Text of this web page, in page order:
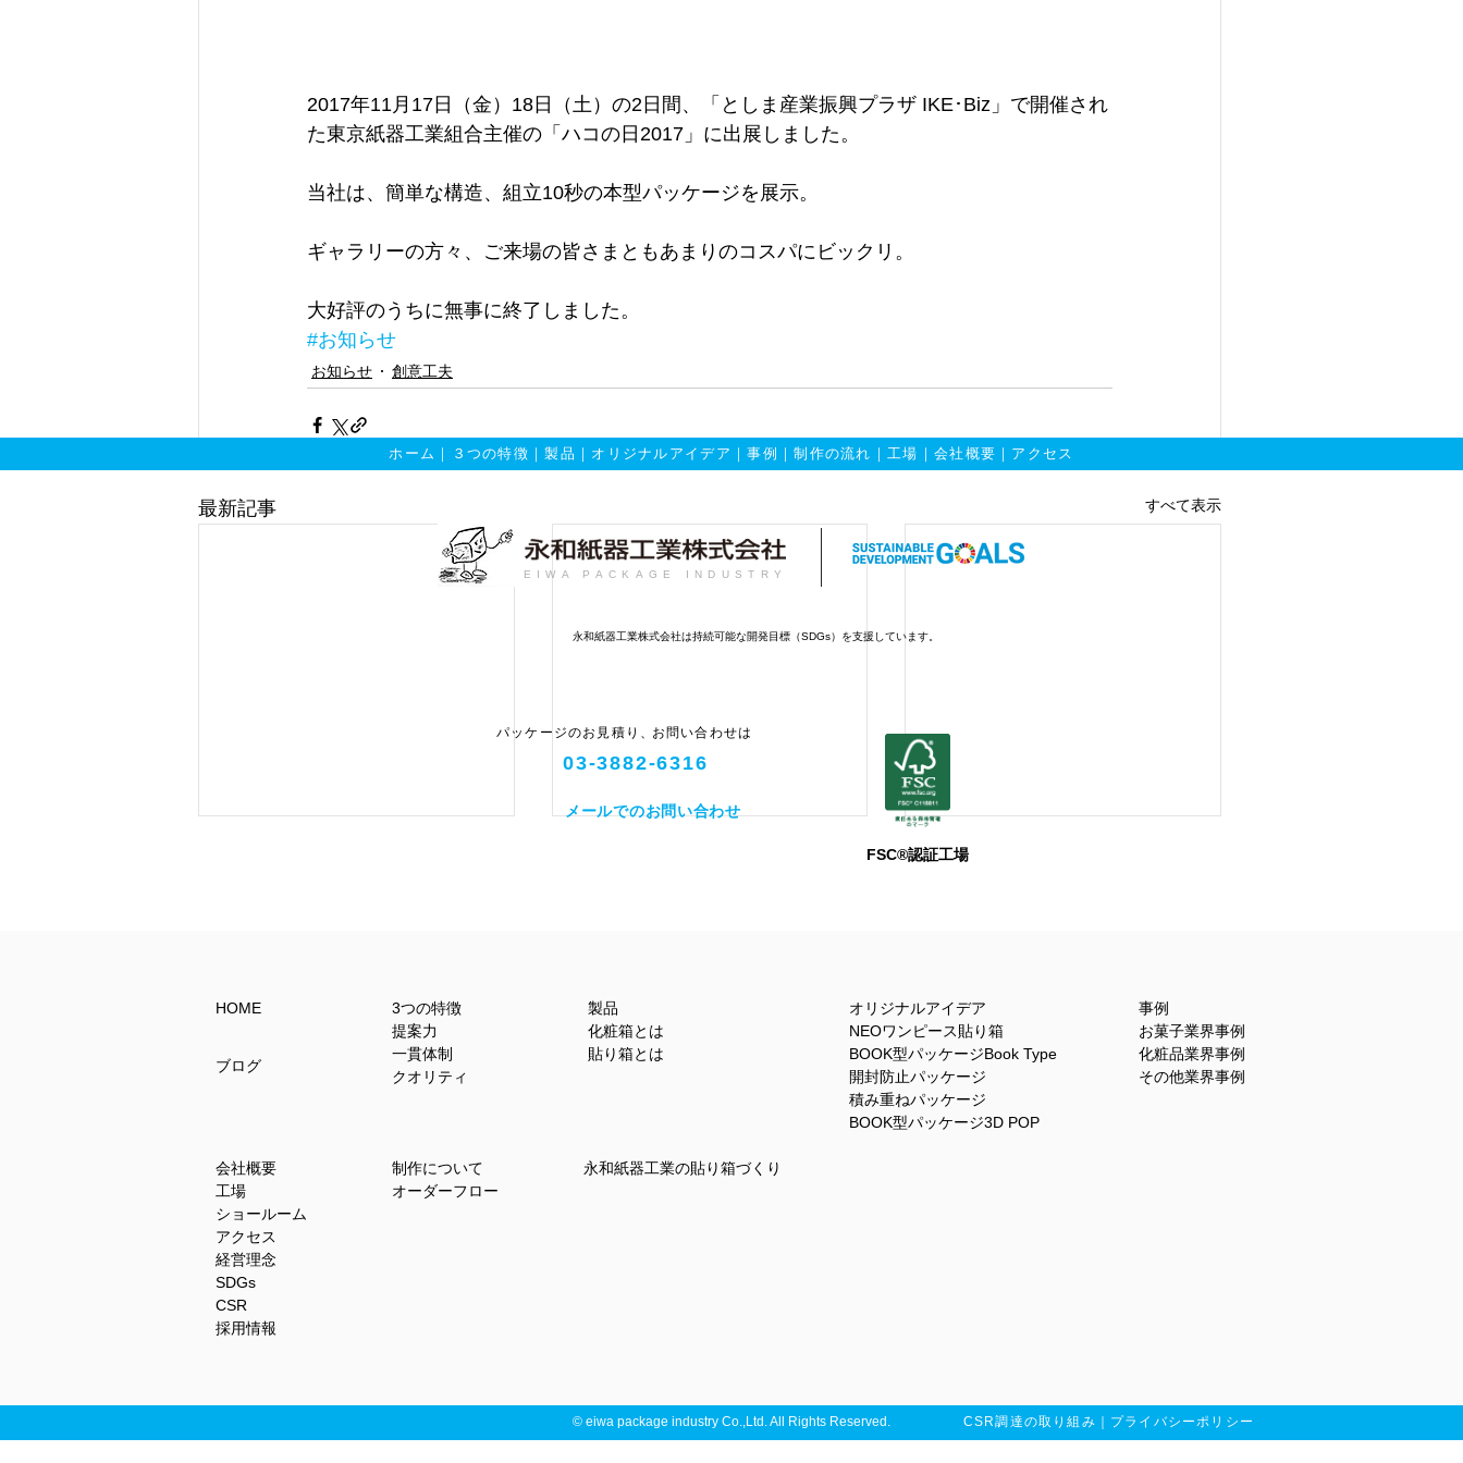
2017年11月17日（金）18日（土）の2日間、「としま産業振興プラザ IKE･Biz」で開催され
た東京紙器工業組合主催の「ハコの日2017」に出展しました。
当社は、簡単な構造、組立10秒の本型パッケージを展示。
ギャラリーの方々、ご来場の皆さまともあまりのコスパにビックリ。
大好評のうちに無事に終了しました。
#お知らせ
お知らせ 創意工夫
最新記事 すべて表示
観音開き型に開く貼り箱
ホーム ｜ ３つの特徴 ｜製品 ｜ オリジナルアイデア ｜事例 ｜制作の流れ ｜ 工場 ｜ 会社概要 ｜ アクセス
EIWA PACKAGE INDUSTRY
永和紙器工業株式会社は持続可能な開発目標（SDGs）を支援しています。
パッケージのお見積り お問い合わせは
03-3882-6316
メールでのお問い合わせ
FSC®認証工場
HOME
ブログ
3つの特徴
提案力
一貫体制
クオリティ
製品
化粧箱とは
貼り箱とは
オリジナルアイデア
NEOワンピース貼り箱
BOOK型パッケージBook Type
開封防止パッケージ
積み重ねパッケージ
BOOK型パッケージ3D POP
事例
お菓子業界事例
化粧品業界事例
その他業界事例
会社概要
工場
ショールーム
アクセス
経営理念
SDGs
CSR
採用情報
制作について
オーダーフロー
永和紙器工業の貼り箱づくり
© eiwa package industry Co.,Ltd. All Rights Reserved. CSR調達の取り組み ｜ プライバシーポリシー